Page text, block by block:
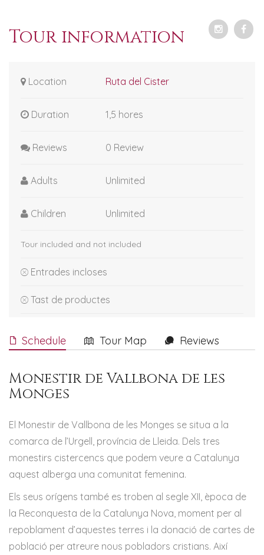
Tour information
Location Ruta del Cister
Duration 1,5 hores
Reviews 0 Review
Adults Unlimited
Children Unlimited
Tour included and not included
Entrades incloses
Tast de productes
Schedule Tour Map Reviews
Monestir de Vallbona de les
Monges
El Monestir de Vallbona de les Monges se situa a la
comarca de l’Urgell, província de Lleida. Dels tres
monestirs cistercencs que podem veure a Catalunya
aquest alberga una comunitat femenina.
Els seus orígens també es troben al segle XII, època de
la Reconquesta de la Catalunya Nova, moment per al
repoblament d’aquestes terres i la donació de cartes de
població per atreure nous pobladors cristians. Així